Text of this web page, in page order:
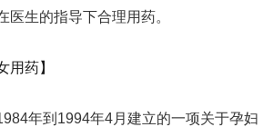
医生的指导下合理用药。
用药】
年到1994年4月建立的一项关于孕妇